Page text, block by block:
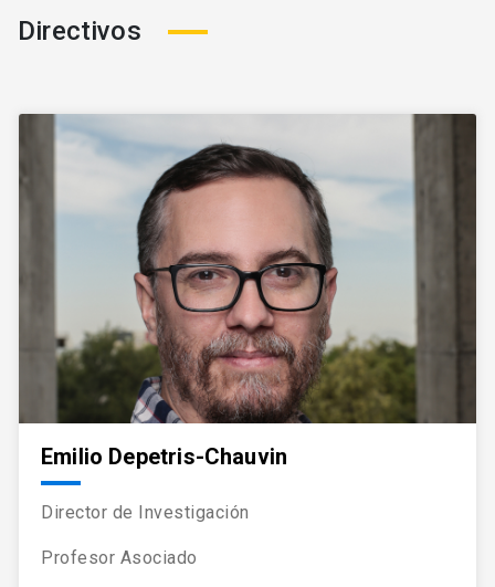
Directivos
Emilio Depetris-Chauvin
Director de Investigación
Profesor Asociado